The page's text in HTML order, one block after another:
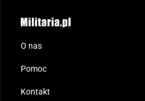
O nas
Pomoc
Kontakt